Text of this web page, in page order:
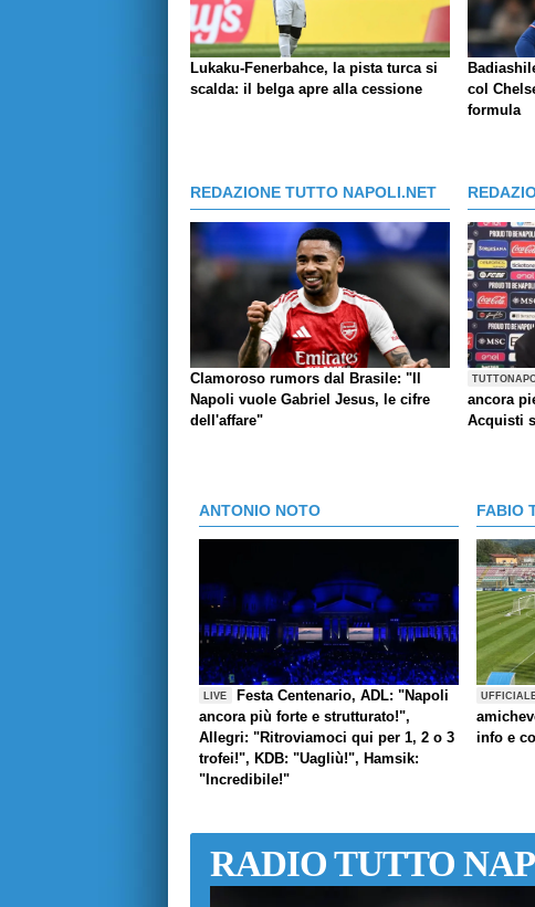
Lukaku-Fenerbahce, la pista turca si
scalda: il belga apre alla cessione
col
formula
REDAZIONE TUTTO NAPOLI.NET
Clamoroso rumors dal Brasile: "Il
Napoli vuole Gabriel Jesus, le cifre
dell'affare"
ancora
Acquisti
ANTONIO NOTO
LIVE
Festa Centenario, ADL: "Napoli
ancora più forte e strutturato!",
Allegri: "Ritroviamoci qui per 1, 2 o 3
trofei!", KDB: "Uagliù!", Hamsik:
"Incredibile!"
FABIO
info e
RADIO TUTTO